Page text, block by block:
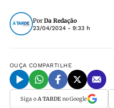
Por Da Redação
23/04/2024 - 9:33 h
OUÇA COMPARTILHE
Siga o A TARDEno Google